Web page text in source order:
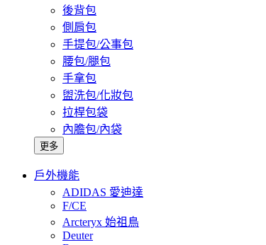
後背包
側肩包
手提包/公事包
腰包/腿包
手拿包
盥洗包/化妝包
拉桿包袋
內膽包/內袋
更多
戶外機能
ADIDAS 愛迪達
F/CE
Arcteryx 始祖鳥
Deuter